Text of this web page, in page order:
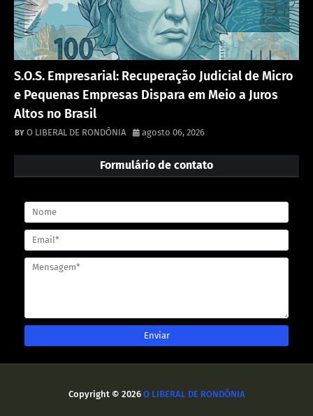
S.O.S. Empresarial: Recuperação Judicial de Micro
e Pequenas Empresas Dispara em Meio a Juros
Altos no Brasil
O LIBERAL DE RONDÔNIA agosto 06, 2026
Formulário de contato
Copyright © 2026 O LIBERAL DE RONDÔNIA